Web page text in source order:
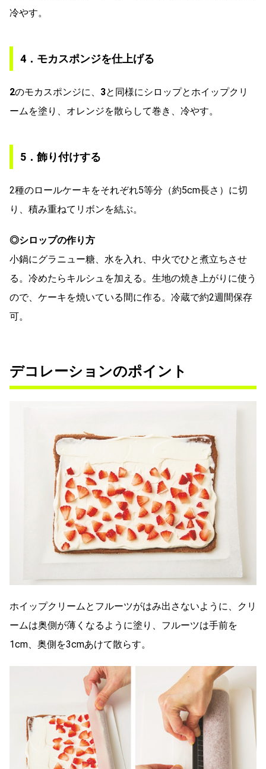
冷やす。
4．モカスポンジを仕上げる
2のモカスポンジに、 3と同様にシロップとホイップクリ
ームを塗り、オレンジを散らして巻き、冷やす。
5．飾り付けする
2種のロールケーキをそれぞれ5等分（約5cm長さ）に切
り、積み重ねてリボンを結ぶ。
◎シロップの作り方
小鍋にグラニュー糖、水を入れ、中火でひと煮立ちさせ
る。冷めたらキルシュを加える。生地の焼き上がりに使う
ので、ケーキを焼いている間に作る。冷蔵で約2週間保存
可。
デコレーションのポイント
ホイップクリームとフルーツがはみ出さないように、クリ
ームは奥側が薄くなるように塗り、フルーツは手前を
1cm、奥側を3cmあけて散らす。